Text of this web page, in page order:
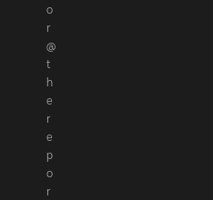
o
r
@
t
h
e
r
e
p
o
r